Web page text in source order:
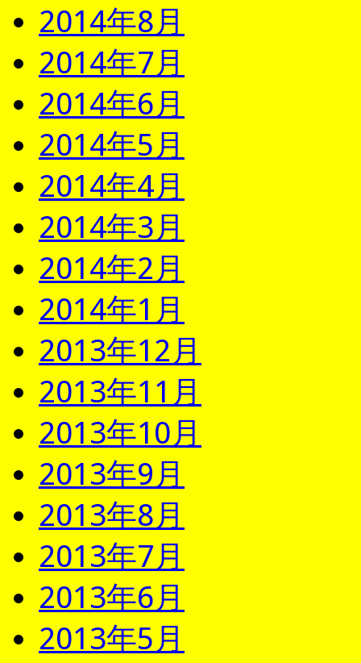
2014年8月
2014年7月
2014年6月
2014年5月
2014年4月
2014年3月
2014年2月
2014年1月
2013年12月
2013年11月
2013年10月
2013年9月
2013年8月
2013年7月
2013年6月
2013年5月